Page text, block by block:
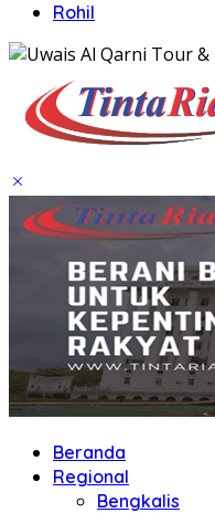
Rohil
Beranda
Regional
Bengkalis